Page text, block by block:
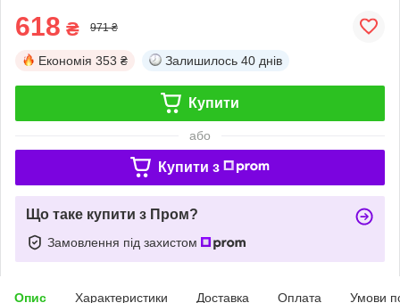
618 ₴ 971 ₴
Економія 353 ₴ Залишилось 40 днів
Купити
або
Купити з
Що таке купити з Пром?
Замовлення під захистом
Опис Характеристики Доставка Оплата Умови